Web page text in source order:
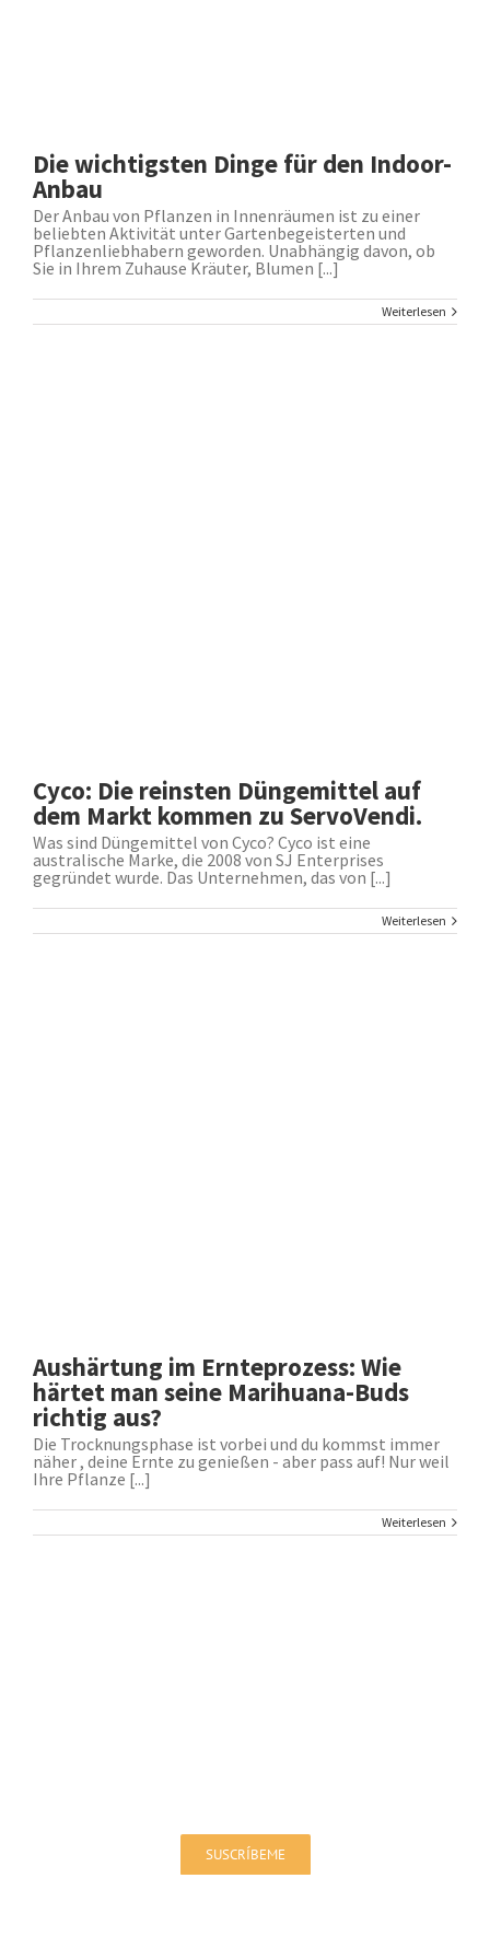
Die wichtigsten Dinge für den Indoor-
Anbau
Der Anbau von Pflanzen in Innenräumen ist zu einer
beliebten Aktivität unter Gartenbegeisterten und
Pflanzenliebhabern geworden. Unabhängig davon, ob
Sie in Ihrem Zuhause Kräuter, Blumen [...]
Weiterlesen
Cyco: Die reinsten Düngemittel auf
dem Markt kommen zu ServoVendi.
Was sind Düngemittel von Cyco? Cyco ist eine
australische Marke, die 2008 von SJ Enterprises
gegründet wurde. Das Unternehmen, das von [...]
Weiterlesen
Aushärtung im Ernteprozess: Wie
härtet man seine Marihuana-Buds
richtig aus?
Die Trocknungsphase ist vorbei und du kommst immer
näher , deine Ernte zu genießen - aber pass auf! Nur weil
Ihre Pflanze [...]
Weiterlesen
SUSCRÍBEME